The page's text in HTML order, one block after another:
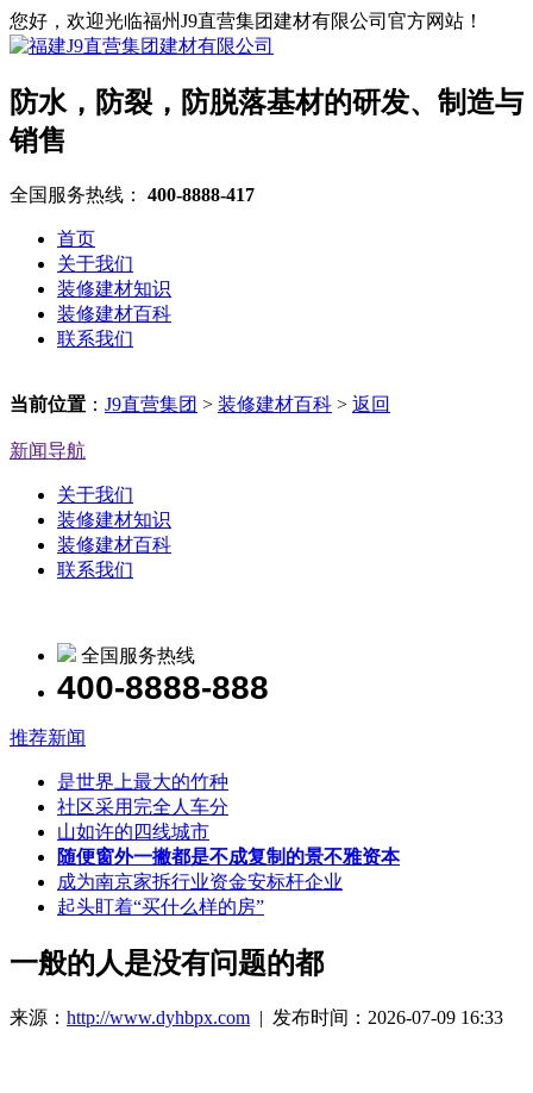
您好，欢迎光临福州J9直营集团建材有限公司官方网站！
防水，防裂，防脱落基材的研发、制造与
销售
全国服务热线： 400-8888-417
首页
关于我们
装修建材知识
装修建材百科
联系我们
当前位置 ： J9直营集团 > 装修建材百科 > 返回
新闻导航
关于我们
装修建材知识
装修建材百科
联系我们
全国服务热线
400-8888-888
推荐新闻
是世界上最大的竹种
社区采用完全人车分
山如许的四线城市
随便窗外一撇都是不成复制的景不雅资本
成为南京家拆行业资金安标杆企业
起头盯着“买什么样的房”
一般的人是没有问题的都
来源： http://www.dyhbpx.com | 发布时间：2026-07-09 16:33